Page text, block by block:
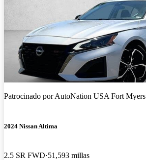
Patrocinado porAutoNation USA Fort Myers
2024 Nissan Altima
2.5 SR FWD 51,593 millas